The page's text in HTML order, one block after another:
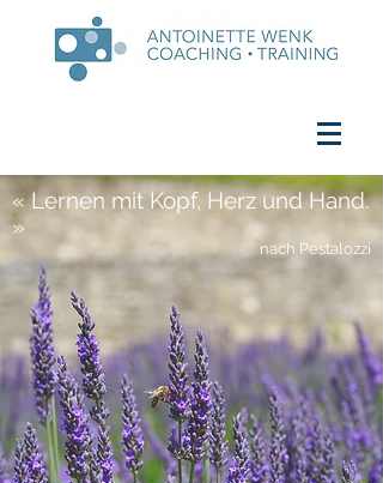
« Lernen mit Kopf, Herz und Hand.
»
nach Pestalozzi